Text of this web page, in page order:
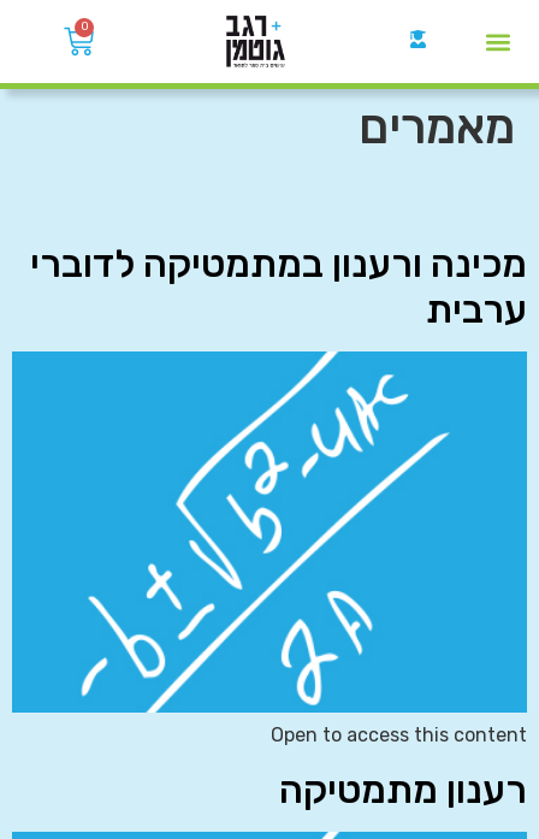
0
מאמרים
מכינה ורענון במתמטיקה לדוברי
ערבית
Open to access this content
רענון מתמטיקה